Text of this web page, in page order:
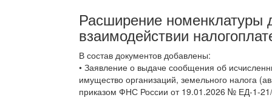
Расширение номенклатуры
взаимодействии
В состав документов добавлены:
• Заявление о выдаче сообщения об
имущество организаций, земельного налога
приказом ФНС России от 19.01.2026 № ЕД-1-